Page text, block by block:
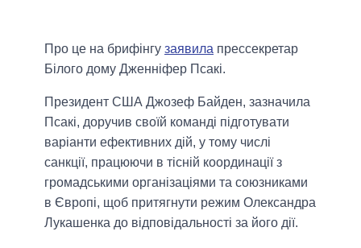
Про це на брифінгу заявила прессекретар
Білого дому Дженніфер Псакі.
Президент США Джозеф Байден, зазначила
Псакі, доручив своїй команді підготувати
варіанти ефективних дій, у тому числі
санкції, працюючи в тісній координації з
громадськими організаціями та союзниками
в Європі, щоб притягнути режим Олександра
Лукашенка до відповідальності за його дії.